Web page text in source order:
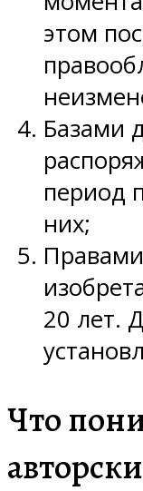
этом
Базами
период
них;
20 лет.
Что